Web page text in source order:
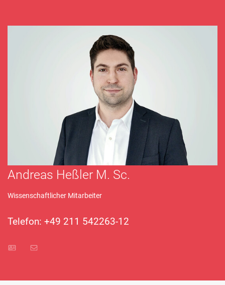
Andreas Heßler M. Sc.
Wissenschaftlicher Mitarbeiter
Telefon: +49 211 542263-12